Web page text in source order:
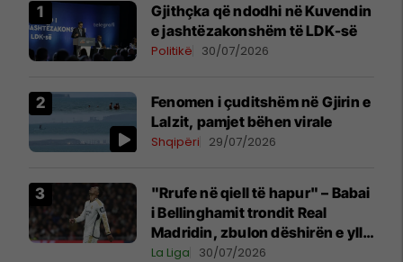
Gjithçka që ndodhi në Kuvendin
e jashtëzakonshëm të LDK-së
Politikë 30/07/2026
Fenomen i çuditshëm në Gjirin e
Lalzit, pamjet bëhen virale
Shqipëri 29/07/2026
"Rrufe në qiell të hapur" – Babai
i Bellinghamit trondit Real
Madridin, zbulon dëshirën e yllit
anglez për largim
La Liga 30/07/2026